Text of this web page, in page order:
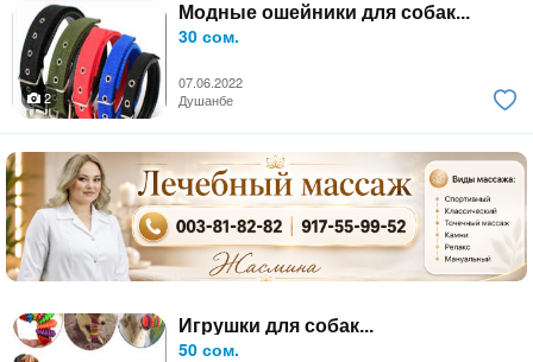
Модные ошейники для собак...
30 сом.
07.06.2022
2
Душанбе
Игрушки для собак...
50 сом.